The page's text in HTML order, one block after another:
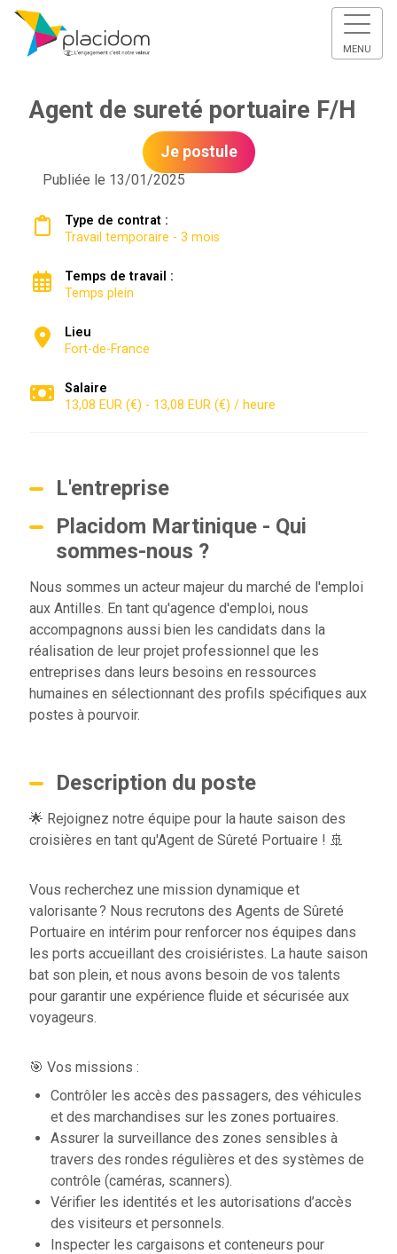
MENU
Agent de sureté portuaire F/H
Je postule
Publiée le 13/01/2025
Type de contrat :
Travail temporaire - 3 mois
Temps de travail :
Temps plein
Lieu
Fort-de-France
Salaire
13,08 EUR (€) - 13,08 EUR (€) / heure
L'entreprise
Placidom Martinique - Qui
sommes-nous ?
Nous sommes un acteur majeur du marché de l'emploi
aux Antilles. En tant qu'agence d'emploi, nous
accompagnons aussi bien les candidats dans la
réalisation de leur projet professionnel que les
entreprises dans leurs besoins en ressources
humaines en sélectionnant des profils spécifiques aux
postes à pourvoir.
Description du poste
🌟 Rejoignez notre équipe pour la haute saison des
croisières en tant qu'Agent de Sûreté Portuaire ! 🚢
Vous recherchez une mission dynamique et
valorisante ? Nous recrutons des Agents de Sûreté
Portuaire en intérim pour renforcer nos équipes dans
les ports accueillant des croisiéristes. La haute saison
bat son plein, et nous avons besoin de vos talents
pour garantir une expérience fluide et sécurisée aux
voyageurs.
🎯 Vos missions :
Contrôler les accès des passagers, des véhicules
et des marchandises sur les zones portuaires.
Assurer la surveillance des zones sensibles à
travers des rondes régulières et des systèmes de
contrôle (caméras, scanners).
Vérifier les identités et les autorisations d’accès
des visiteurs et personnels.
Inspecter les cargaisons et conteneurs pour